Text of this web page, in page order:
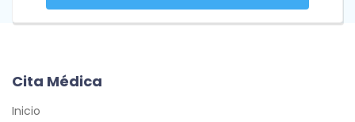
Cita Médica
Inicio